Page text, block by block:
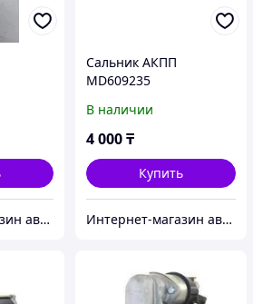
Интернет-магазин автозапчастей Parts-shop.kz
Сальник АКПП
MD609235
В наличии
4 000₸
Купить
Интернет-магазин автозапчастей Parts-shop.kz